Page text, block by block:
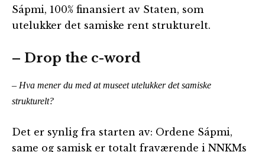
Sápmi, 100% finansiert av Staten, som
utelukker det samiske rent strukturelt.
– Drop the c-word
– Hva mener du med at museet utelukker det samiske
strukturelt?
Det er synlig fra starten av: Ordene Sápmi,
same og samisk er totalt fraværende i NNKMs